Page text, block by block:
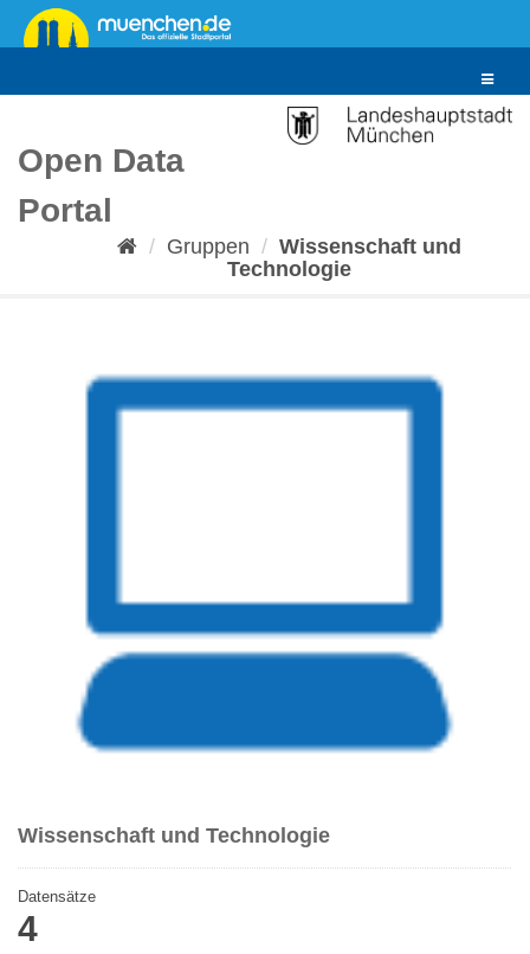
Überspringen
zum
Toggle
Open Data
Portal
Gruppen
Wissenschaft und
Technologie
Wissenschaft und Technologie
Datensätze
4